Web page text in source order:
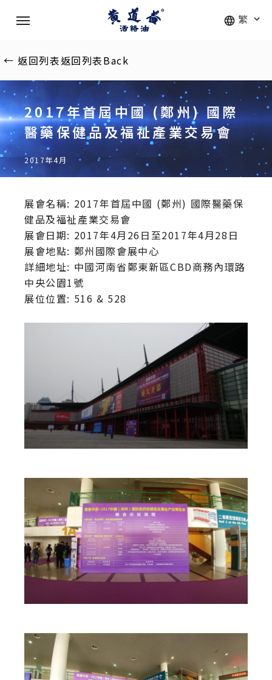
content
Menu
← 返回列表返回列表Back
2017年首屆中國 (鄭州) 國際
醫藥保健品及福祉產業交易會
2017年4月
展會名稱: 2017年首屆中國 (鄭州) 國際醫藥保
健品及福祉產業交易會
展會日期: 2017年4月26日至2017年4月28日
展會地點: 鄭州國際會展中心
詳細地址: 中國河南省鄭東新區CBD商務內環路
中央公園1號
展位位置: 516 & 528